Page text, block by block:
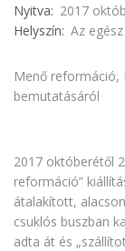
Nyitva
2017
Helyszín Az
Menő reformáció,
bemutatásáról
2017 októberétől
reformáció”
átalakított,
csuklós buszban
adta át és